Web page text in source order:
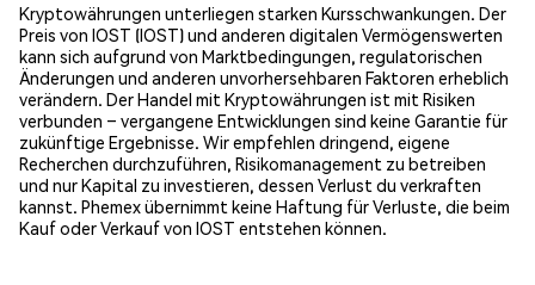
Kryptowährungen unterliegen starken Kursschwankungen. Der
Preis von IOST (IOST) und anderen digitalen Vermögenswerten
kann sich aufgrund von Marktbedingungen, regulatorischen
Änderungen und anderen unvorhersehbaren Faktoren erheblich
verändern. Der Handel mit Kryptowährungen ist mit Risiken
verbunden – vergangene Entwicklungen sind keine Garantie für
zukünftige Ergebnisse. Wir empfehlen dringend, eigene
Recherchen durchzuführen, Risikomanagement zu betreiben
und nur Kapital zu investieren, dessen Verlust du verkraften
kannst. Phemex übernimmt keine Haftung für Verluste, die beim
Kauf oder Verkauf von IOST entstehen können.